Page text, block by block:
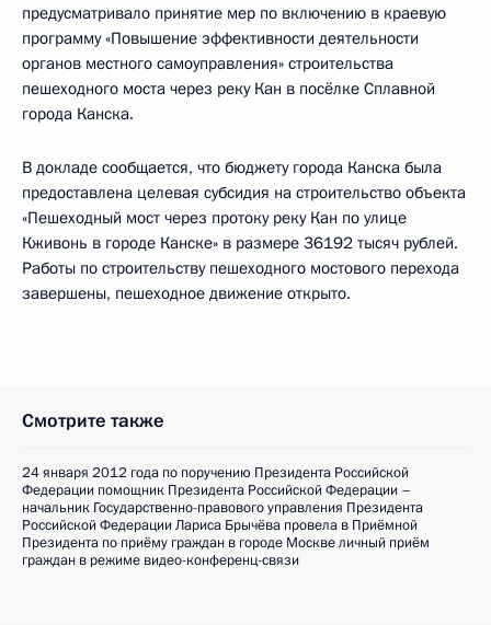
предусматривало принятие мер по включению в краевую
программу «Повышение эффективности деятельности
органов местного самоуправления» строительства
пешеходного моста через реку Кан в посёлке Сплавной
города Канска.
В докладе сообщается, что бюджету города Канска была
предоставлена целевая субсидия на строительство объекта
«Пешеходный мост через протоку реку Кан по улице
Кживонь в городе Канске» в размере 36192 тысяч рублей.
Работы по строительству пешеходного мостового перехода
завершены, пешеходное движение открыто.
Смотрите также
24 января 2012 года по поручению Президента Российской
Федерации помощник Президента Российской Федерации –
начальник Государственно-правового управления Президента
Российской Федерации Лариса Брычёва провела в Приёмной
Президента по приёму граждан в городе Москве личный приём
граждан в режиме видео-конференц-связи